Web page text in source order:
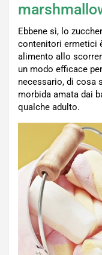
Ebbene sì, lo
contenitori ermetici
alimento allo
un modo efficace
necessario, di cosa
morbida amata dai
qualche adulto.